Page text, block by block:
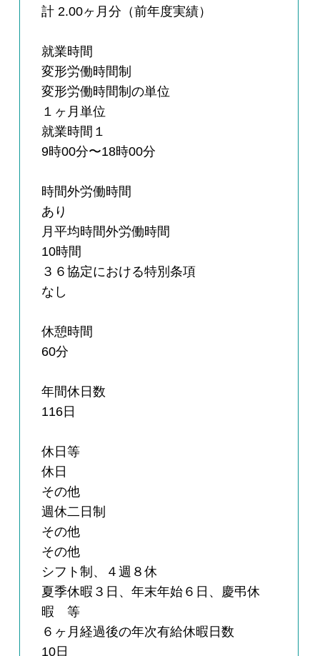
計 2.00ヶ月分（前年度実績）
就業時間
変形労働時間制
変形労働時間制の単位
１ヶ月単位
就業時間１
9時00分〜18時00分
時間外労働時間
あり
月平均時間外労働時間
10時間
３６協定における特別条項
なし
休憩時間
60分
年間休日数
116日
休日等
休日
その他
週休二日制
その他
その他
シフト制、４週８休
夏季休暇３日、年末年始６日、慶弔休
暇 等
６ヶ月経過後の年次有給休暇日数
10日